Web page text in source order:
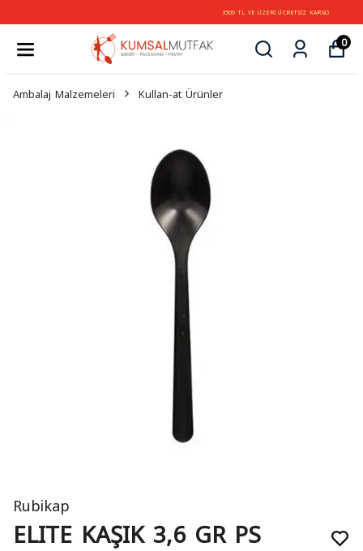
3500 TL VE ÜZERİ ÜCRETSİZ KARGO
0
Ambalaj Malzemeleri Kullan-at Ürünler
Rubikap
ELITE KAŞIK 3,6 GR PS